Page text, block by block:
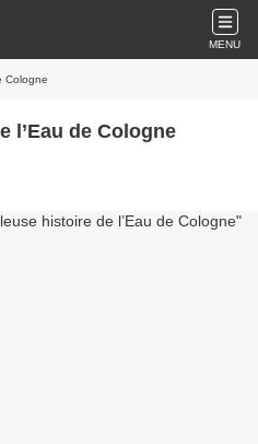
MENU
Cologne
l’Eau de Cologne